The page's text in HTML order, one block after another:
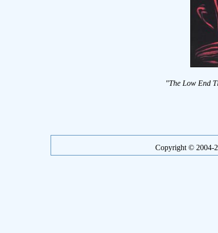
"The Low End
Copyright © 2004-